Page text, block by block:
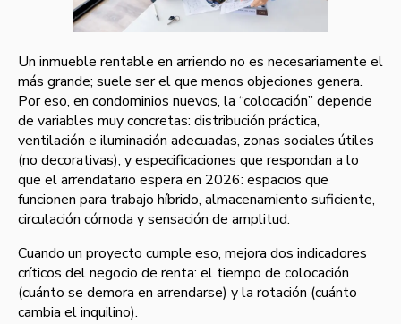
Un inmueble rentable en arriendo no es necesariamente el
más grande; suele ser el que menos objeciones genera.
Por eso, en condominios nuevos, la “colocación” depende
de variables muy concretas: distribución práctica,
ventilación e iluminación adecuadas, zonas sociales útiles
(no decorativas), y especificaciones que respondan a lo
que el arrendatario espera en 2026: espacios que
funcionen para trabajo híbrido, almacenamiento suficiente,
circulación cómoda y sensación de amplitud.
Cuando un proyecto cumple eso, mejora dos indicadores
críticos del negocio de renta: el tiempo de colocación
(cuánto se demora en arrendarse) y la rotación (cuánto
cambia el inquilino).